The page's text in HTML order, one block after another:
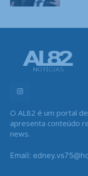
O AL82 é um portal
apresenta conteúdo
news.
Email: